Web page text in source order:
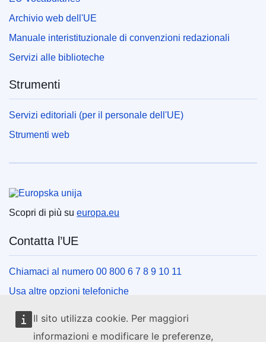
Il sito utilizza cookie. Per maggiori
informazioni e modificare le preferenze,
Archivio web dell'UE
Manuale interistituzionale di convenzioni redazionali
Servizi alle biblioteche
Strumenti
Servizi editoriali (per il personale dell'UE)
Strumenti web
Unione europea
Scopri di più su europa.eu
Contatta l’UE
Chiamaci al numero 00 800 6 7 8 9 10 11
Usa altre opzioni telefoniche
Scrivici usando l’apposito modulo
Incontraci presso uno dei centri dell’UE